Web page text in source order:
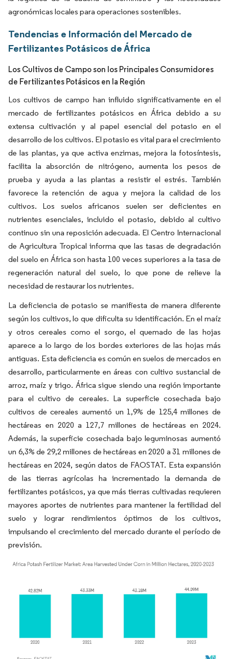
agronómicas locales para operaciones sostenibles.
Tendencias e Información del Mercado de
Fertilizantes Potásicos de África
Los Cultivos de Campo son los Principales Consumidores
de Fertilizantes Potásicos en la Región
Los cultivos de campo han influido significativamente en el
mercado de fertilizantes potásicos en África debido a su
extensa cultivación y al papel esencial del potasio en el
desarrollo de los cultivos. El potasio es vital para el crecimiento
de las plantas, ya que activa enzimas, mejora la fotosíntesis,
facilita la absorción de nitrógeno, aumenta los pesos de
prueba y ayuda a las plantas a resistir el estrés. También
favorece la retención de agua y mejora la calidad de los
cultivos. Los suelos africanos suelen ser deficientes en
nutrientes esenciales, incluido el potasio, debido al cultivo
continuo sin una reposición adecuada. El Centro Internacional
de Agricultura Tropical informa que las tasas de degradación
del suelo en África son hasta 100 veces superiores a la tasa de
regeneración natural del suelo, lo que pone de relieve la
necesidad de restaurar los nutrientes.
La deficiencia de potasio se manifiesta de manera diferente
según los cultivos, lo que dificulta su identificación. En el maíz
y otros cereales como el sorgo, el quemado de las hojas
aparece a lo largo de los bordes exteriores de las hojas más
antiguas. Esta deficiencia es común en suelos de mercados en
desarrollo, particularmente en áreas con cultivo sustancial de
arroz, maíz y trigo. África sigue siendo una región importante
para el cultivo de cereales. La superficie cosechada bajo
cultivos de cereales aumentó un 1,9% de 125,4 millones de
hectáreas en 2020 a 127,7 millones de hectáreas en 2024.
Además, la superficie cosechada bajo leguminosas aumentó
un 6,3% de 29,2 millones de hectáreas en 2020 a 31 millones de
hectáreas en 2024, según datos de FAOSTAT. Esta expansión
de las tierras agrícolas ha incrementado la demanda de
fertilizantes potásicos, ya que más tierras cultivadas requieren
mayores aportes de nutrientes para mantener la fertilidad del
suelo y lograr rendimientos óptimos de los cultivos,
impulsando el crecimiento del mercado durante el período de
previsión.